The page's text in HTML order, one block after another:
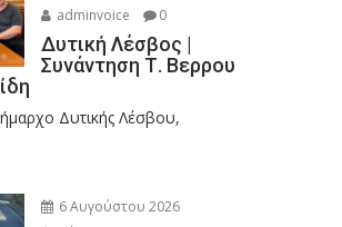
adminvoice
0
Δυτική Λέσβος |
Συνάντηση Τ. Βερρου
Δυτικής Λέσβου,
6 Αυγούστου 2026